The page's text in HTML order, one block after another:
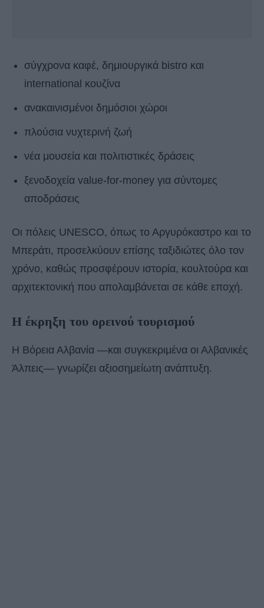
σύγχρονα καφέ, δημιουργικά bistro και
international κουζίνα
ανακαινισμένοι δημόσιοι χώροι
πλούσια νυχτερινή ζωή
νέα μουσεία και πολιτιστικές δράσεις
ξενοδοχεία value-for-money για σύντομες
αποδράσεις
Οι πόλεις UNESCO, όπως το Αργυρόκαστρο και το
Μπεράτι, προσελκύουν επίσης ταξιδιώτες όλο τον
χρόνο, καθώς προσφέρουν ιστορία, κουλτούρα και
αρχιτεκτονική που απολαμβάνεται σε κάθε εποχή.
Η έκρηξη του ορεινού τουρισμού
Η Βόρεια Αλβανία —και συγκεκριμένα οι Αλβανικές
Άλπεις— γνωρίζει αξιοσημείωτη ανάπτυξη.